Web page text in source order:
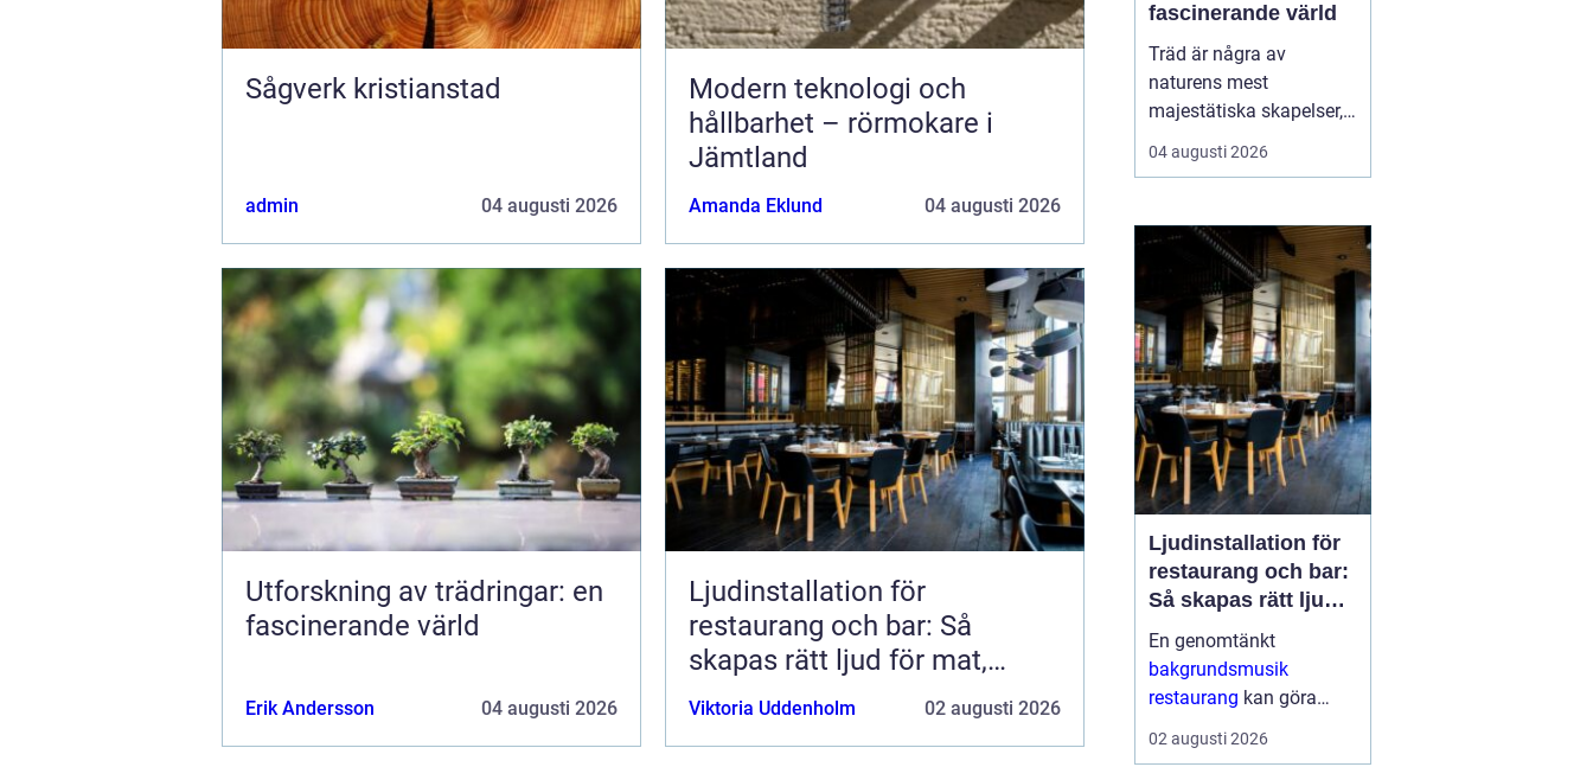
Sågverk kristianstad
admin 04 augusti 2026
Modern teknologi och
hållbarhet – rörmokare i
Jämtland
Amanda Eklund 04 augusti 2026
Utforskning av trädringar: en
fascinerande värld
Erik Andersson 04 augusti 2026
Ljudinstallation för
restaurang och bar: Så
skapas rätt ljud för mat,
dryck och stämning
Viktoria Uddenholm 02 augusti 2026
fascinerande värld
Träd är några av
naturens mest
majestätiska skapelser,
och deras årliga
växande lager kan
historia och omgivning.
04 augusti 2026
Ljudinstallation för
restaurang och bar:
Så skapas rätt ljud
för mat, dryck och
stämning
En genomtänkt
bakgrundsmusik
restaurang kan göra
skillnaden mellan en
lokal som gästerna
02 augusti 2026